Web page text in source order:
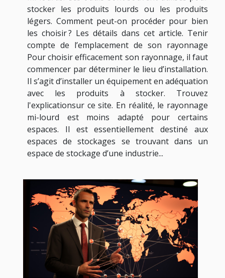
stocker les produits lourds ou les produits
légers. Comment peut-on procéder pour bien
les choisir ? Les détails dans cet article. Tenir
compte de l’emplacement de son rayonnage
Pour choisir efficacement son rayonnage, il faut
commencer par déterminer le lieu d’installation.
Il s’agit d’installer un équipement en adéquation
avec les produits à stocker. Trouvez
l'explicationsur ce site. En réalité, le rayonnage
mi-lourd est moins adapté pour certains
espaces. Il est essentiellement destiné aux
espaces de stockages se trouvant dans un
espace de stockage d’une industrie...